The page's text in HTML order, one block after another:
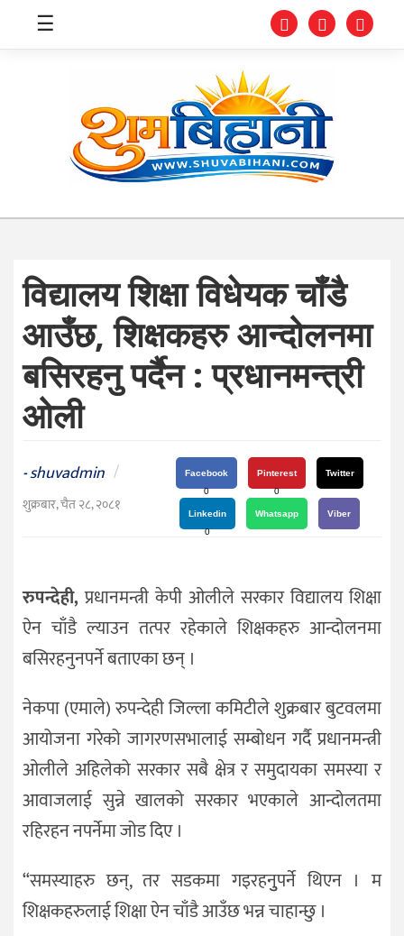
स्वास्थ्य
शिक्षा
संघीय
प्रविधि
जीवनशैली
दर्शन
संस्कृति
विचार
☰
विद्यालय शिक्षा विधेयक चाँडै
आउँछ, शिक्षकहरु आन्दोलनमा
बसिरहनु पर्दैन : प्रधानमन्त्री
ओली
-shuvadmin /
शुक्रबार, चैत २८, २०८१
Facebook
0
Pinterest
0
Twitter
Linkedin
0
Whatsapp Viber
रुपन्देही, प्रधानमन्त्री केपी ओलीले सरकार विद्यालय शिक्षा
ऐन चाँडै ल्याउन तत्पर रहेकाले शिक्षकहरु आन्दोलनमा
बसिरहनुनपर्ने बताएका छन् ।
नेकपा (एमाले) रुपन्देही जिल्ला कमिटीले शुक्रबार बुटवलमा
आयोजना गरेको जागरणसभालाई सम्बोधन गर्दै प्रधानमन्त्री
ओलीले अहिलेको सरकार सबै क्षेत्र र समुदायका समस्या र
आवाजलाई सुन्ने खालको सरकार भएकाले आन्दोलतमा
रहिरहन नपर्नेमा जोड दिए ।
“समस्याहरु छन्, तर सडकमा गइरहनुुपर्ने थिएन । म
शिक्षकहरुलाई शिक्षा ऐन चाँडै आउँछ भन्न चाहान्छु ।